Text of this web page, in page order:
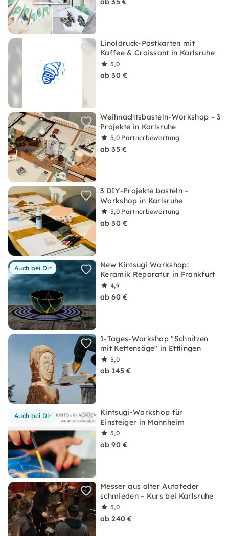
Linoldruck-Postkarten mit
Kaffee & Croissant in Karlsruhe
5,0
ab 30 €
Weihnachtsbasteln-Workshop – 3
Projekte in Karlsruhe
5,0 Partnerbewertung
ab 35 €
3 DIY-Projekte basteln –
Workshop in Karlsruhe
5,0 Partnerbewertung
ab 30 €
Auch bei Dir
New Kintsugi Workshop:
Keramik Reparatur in Frankfurt
4,9
ab 60 €
1-Tages-Workshop "Schnitzen
mit Kettensäge" in Ettlingen
5,0
ab 145 €
Auch bei Dir
Kintsugi-Workshop für
Einsteiger in Mannheim
5,0
ab 90 €
Messer aus alter Autofeder
schmieden – Kurs bei Karlsruhe
5,0
ab 240 €